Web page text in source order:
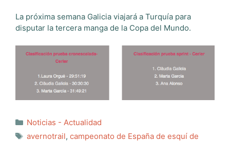
La próxima semana Galicia viajará a Turquía para
disputar la tercera manga de la Copa del Mundo.
Categorías
Noticias - Actualidad
Etiquetas
avernotrail, campeonato de España de esquí de